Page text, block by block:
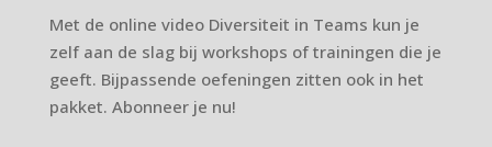
Met de online video Diversiteit in Teams kun je
zelf aan de slag bij workshops of trainingen die je
geeft. Bijpassende oefeningen zitten ook in het
pakket. Abonneer je nu!